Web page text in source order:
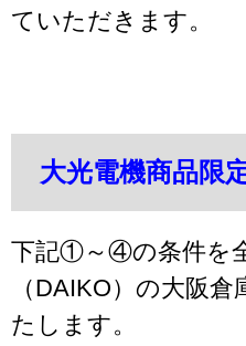
ていただきます。
大光電機商品限
下記①～④の条件を
（DAIKO）の大阪
たします。